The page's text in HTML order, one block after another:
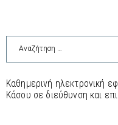
Καθημερινή ηλεκτρονική
Κάσου σε διεύθυνση και